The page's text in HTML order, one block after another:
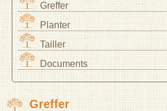
Greffer
Planter
Tailler
Documents
Greffer